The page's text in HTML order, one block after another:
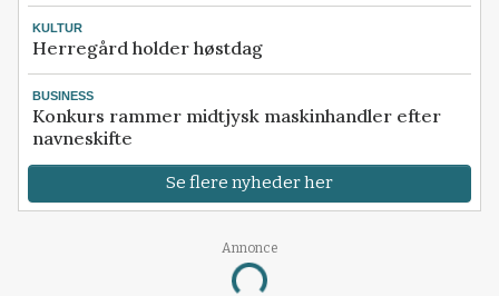
KULTUR
Herregård holder høstdag
BUSINESS
Konkurs rammer midtjysk maskinhandler efter
navneskifte
Se flere nyheder her
Annonce
Loading...